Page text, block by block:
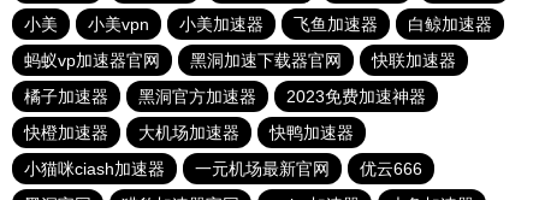
小美
小美vpn 小美加速器 飞鱼加速器
白鲸加速器
蚂蚁vp加速器官网
黑洞加速下载器官网
快联加速器
橘子加速器
黑洞官方加速器
2023免费加速神器
快橙加速器
大机场加速器
快鸭加速器
小猫咪ciash加速器
一元机场最新官网
优云666